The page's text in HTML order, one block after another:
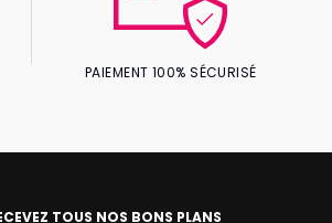
PAIEMENT 100% SÉCURISÉ
TOUS NOS BONS PLANS